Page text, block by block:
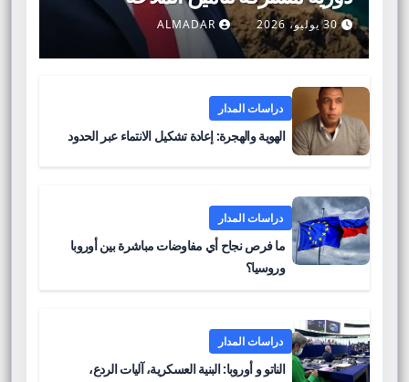
البحرية؟
30 يوليو، 2026 ALMADAR
دراسات المدار
الهوية والهجرة: إعادة تشكيل الانتماء عبر الحدود
دراسات المدار
ما فرص نجاح أي مفاوضات مباشرة بين أوروبا
وروسيا؟
دراسات المدار
الناتو و أوروبا: البنية العسكرية، آليات الردع،